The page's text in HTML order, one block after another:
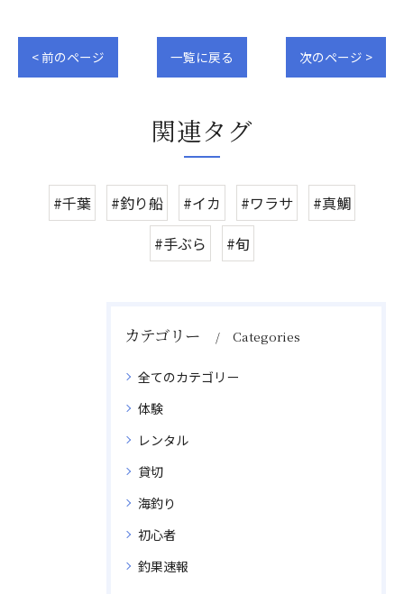
< 前のページ 一覧に戻る 次のページ >
関連タグ
#千葉 #釣り船 #イカ #ワラサ
#真鯛
#手ぶら
#旬
カテゴリー Categories
全てのカテゴリー
体験
レンタル
貸切
海釣り
初心者
釣果速報